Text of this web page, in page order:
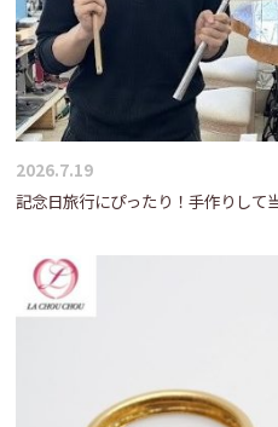
2026.7.19
記念日旅行にぴったり！手作りして